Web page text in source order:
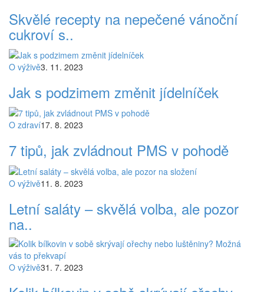
Skvělé recepty na nepečené vánoční
cukroví s..
O výživě3. 11. 2023
Jak s podzimem změnit jídelníček
O zdraví17. 8. 2023
7 tipů, jak zvládnout PMS v pohodě
O výživě11. 8. 2023
Letní saláty – skvělá volba, ale pozor
na..
O výživě31. 7. 2023